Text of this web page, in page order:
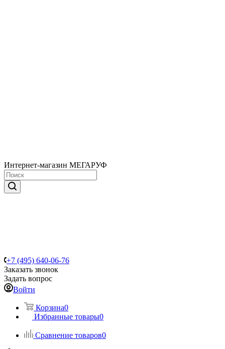
Интернет-магазин МЕГАРУФ
+7 (495) 640-06-76
Заказать звонок
Задать вопрос
Войти
Корзина0
Избранные товары0
Сравнение товаров0